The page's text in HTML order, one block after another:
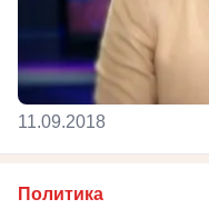
11.09.2018
Политика